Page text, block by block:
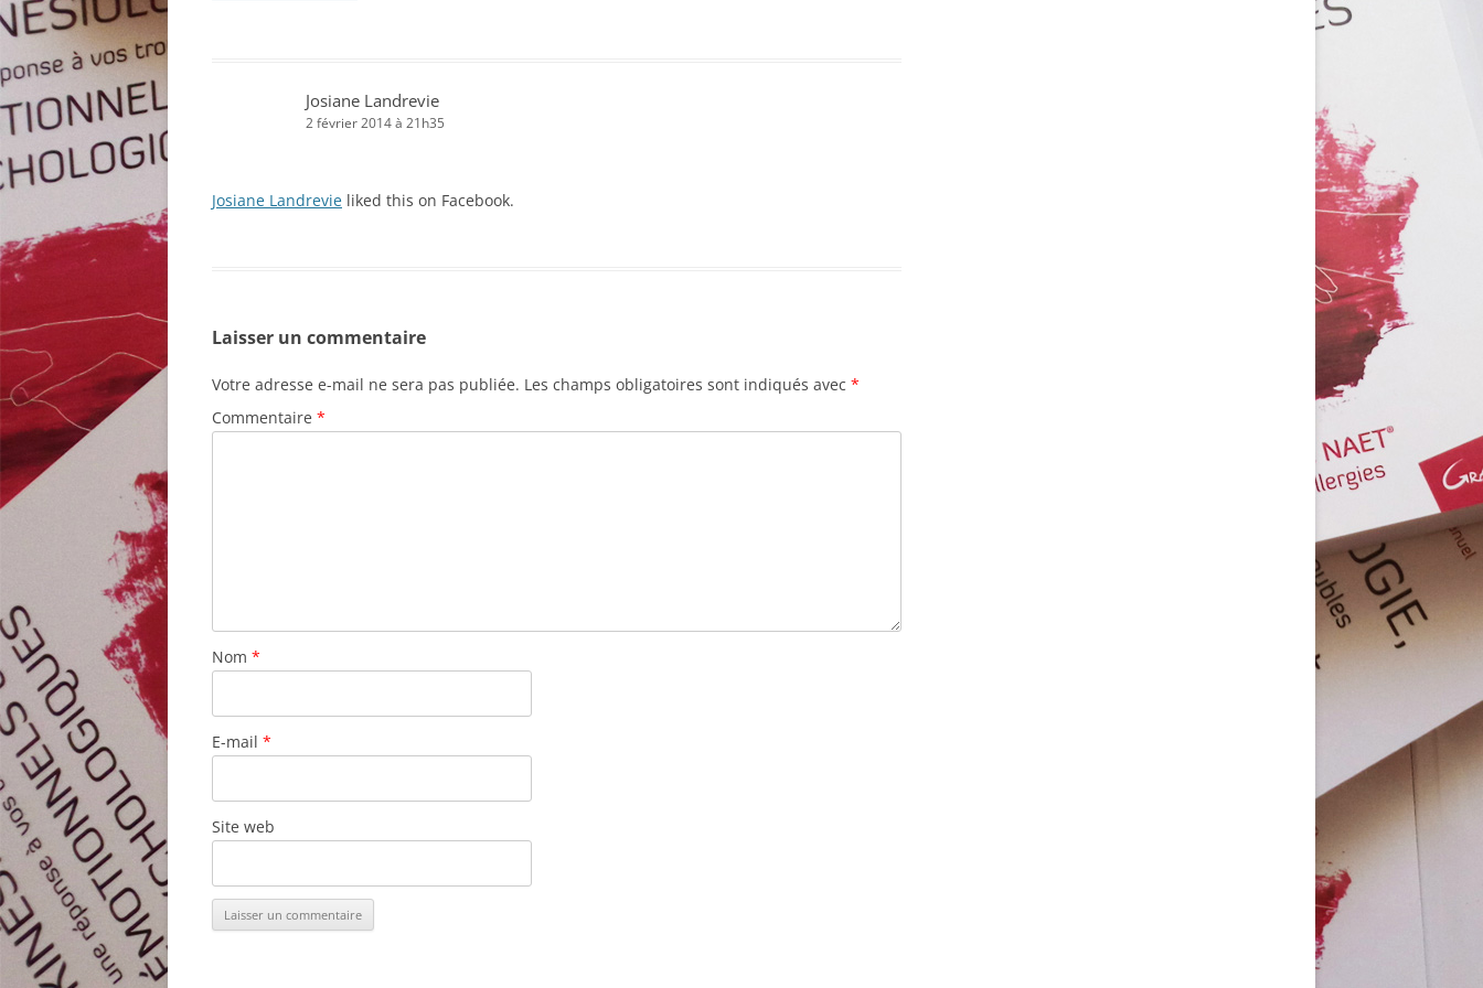
Josiane Landrevie
2 février 2014 à 21h35
Josiane Landrevie liked this on Facebook.
Laisser un commentaire
Votre adresse e-mail ne sera pas publiée. Les champs obligatoires sont indiqués avec *
Commentaire *
Nom *
E-mail *
Site web